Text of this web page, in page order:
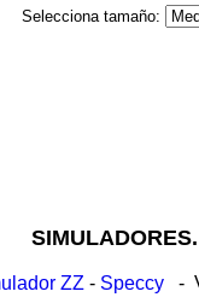
Selecciona tamaño:
ZZ - Speccy -